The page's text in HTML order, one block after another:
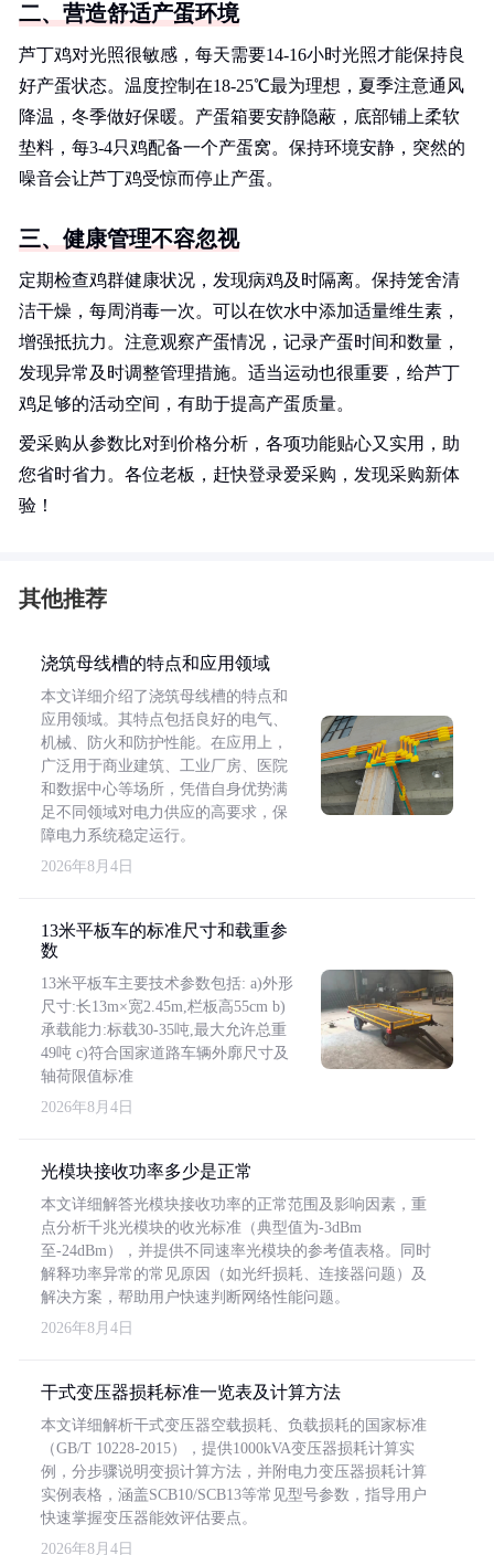
二、营造舒适产蛋环境
芦丁鸡对光照很敏感，每天需要14-16小时光照才能保持良
好产蛋状态。温度控制在18-25℃最为理想，夏季注意通风
降温，冬季做好保暖。产蛋箱要安静隐蔽，底部铺上柔软
垫料，每3-4只鸡配备一个产蛋窝。保持环境安静，突然的
噪音会让芦丁鸡受惊而停止产蛋。
三、健康管理不容忽视
定期检查鸡群健康状况，发现病鸡及时隔离。保持笼舍清
洁干燥，每周消毒一次。可以在饮水中添加适量维生素，
增强抵抗力。注意观察产蛋情况，记录产蛋时间和数量，
发现异常及时调整管理措施。适当运动也很重要，给芦丁
鸡足够的活动空间，有助于提高产蛋质量。
爱采购从参数比对到价格分析，各项功能贴心又实用，助
您省时省力。各位老板，赶快登录爱采购，发现采购新体
验！
其他推荐
浇筑母线槽的特点和应用领域
本文详细介绍了浇筑母线槽的特点和
应用领域。其特点包括良好的电气、
机械、防火和防护性能。在应用上，
广泛用于商业建筑、工业厂房、医院
和数据中心等场所，凭借自身优势满
足不同领域对电力供应的高要求，保
障电力系统稳定运行。
2026年8月4日
13米平板车的标准尺寸和载重参
数
13米平板车主要技术参数包括: a)外形
尺寸:长13m×宽2.45m,栏板高55cm b)
承载能力:标载30-35吨,最大允许总重
49吨 c)符合国家道路车辆外廓尺寸及
轴荷限值标准
2026年8月4日
光模块接收功率多少是正常
本文详细解答光模块接收功率的正常范围及影响因素，重
点分析千兆光模块的收光标准（典型值为-3dBm
至-24dBm），并提供不同速率光模块的参考值表格。同时
解释功率异常的常见原因（如光纤损耗、连接器问题）及
解决方案，帮助用户快速判断网络性能问题。
2026年8月4日
干式变压器损耗标准一览表及计算方法
本文详细解析干式变压器空载损耗、负载损耗的国家标准
（GB/T 10228-2015），提供1000kVA变压器损耗计算实
例，分步骤说明变损计算方法，并附电力变压器损耗计算
实例表格，涵盖SCB10/SCB13等常见型号参数，指导用户
快速掌握变压器能效评估要点。
2026年8月4日